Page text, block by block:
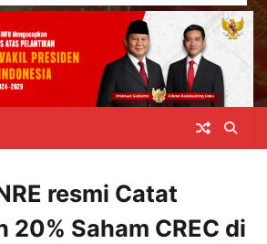
resmi Catat
20% Saham CREC di